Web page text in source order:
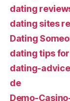
dating
dating sites
Dating
dating tips
dating-advice
de
Demo-